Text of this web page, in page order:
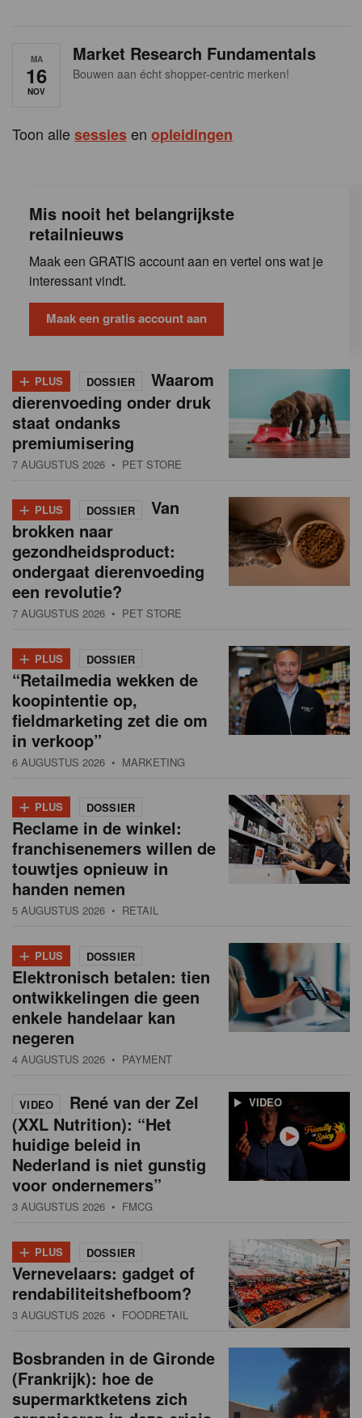
MA
16
NOV
Market Research Fundamentals
Bouwen aan écht shopper-centric merken!
Toon allesessiesen opleidingen
Mis nooit het belangrijkste
retailnieuws
Maak een GRATIS account aan en vertel ons wat je
interessant vindt.
Maak een gratis account aan
+ PLUS DOSSIER
Waarom
dierenvoeding onder druk
staat ondanks
premiumisering
7 AUGUSTUS 2026 • PET STORE
+ PLUS DOSSIER
Van
brokken naar
gezondheidsproduct:
ondergaat dierenvoeding
een revolutie?
7 AUGUSTUS 2026 • PET STORE
+ PLUS DOSSIER
“Retailmedia wekken de
koopintentie op,
fieldmarketing zet die om
in verkoop”
6 AUGUSTUS 2026 • MARKETING
+ PLUS DOSSIER
Reclame in de winkel:
franchisenemers willen de
touwtjes opnieuw in
handen nemen
5 AUGUSTUS 2026 • RETAIL
+ PLUS DOSSIER
Elektronisch betalen: tien
ontwikkelingen die geen
enkele handelaar kan
negeren
4 AUGUSTUS 2026 • PAYMENT
VIDEO
VIDEO
René van der Zel
(XXL Nutrition): “Het
huidige beleid in
Nederland is niet gunstig
voor ondernemers”
3 AUGUSTUS 2026 • FMCG
+ PLUS DOSSIER
Vernevelaars: gadget of
rendabiliteitshefboom?
3 AUGUSTUS 2026 • FOODRETAIL
Bosbranden in de Gironde
(Frankrijk): hoe de
supermarktketens zich